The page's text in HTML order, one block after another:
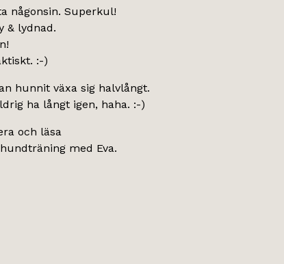
någonsin. Superkul!
& lydnad.
:-)
hunnit växa sig halvlångt.
ha långt igen, haha. :-)
och läsa
med Eva.